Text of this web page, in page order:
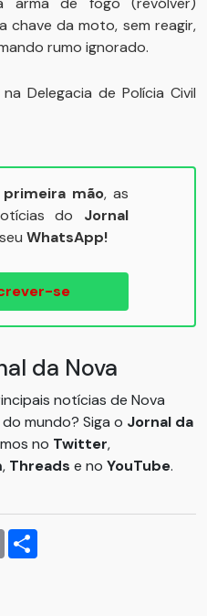
chave da moto, sem reagir,
rumo ignorado.
Delegacia de Polícia Civil
primeira mão, as
do Jornal
WhatsApp!
se
da Nova
notícias de Nova
mundo? Siga o Jornal da
no Twitter,
, Threads e no YouTube.
Email